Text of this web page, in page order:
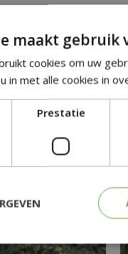
grond:
maakt gebruik
cookies om uw
in met alle cookies in
Prestatie